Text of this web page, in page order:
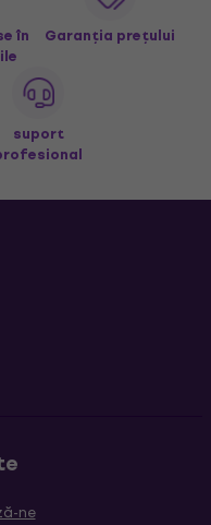
în
Garanția prețului
suport
ne